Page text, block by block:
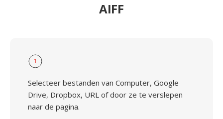
AIFF
1
Selecteer bestanden van Computer, Google
Drive, Dropbox, URL of door ze te verslepen
naar de pagina.